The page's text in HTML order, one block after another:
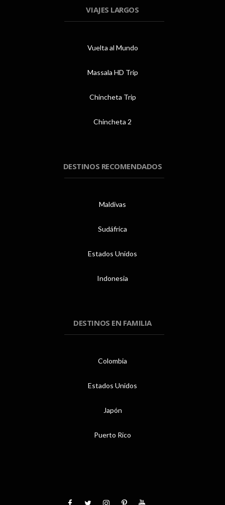
VIAJES LARGOS
Vuelta al Mundo
Massala HD Trip
Chincheta Trip
Chincheta 2
DESTINOS RECOMENDADOS
Maldivas
Sudáfrica
Estados Unidos
Indonesia
DESTINOS EN FAMILIA
Colombia
Estados Unidos
Japón
Puerto Rico